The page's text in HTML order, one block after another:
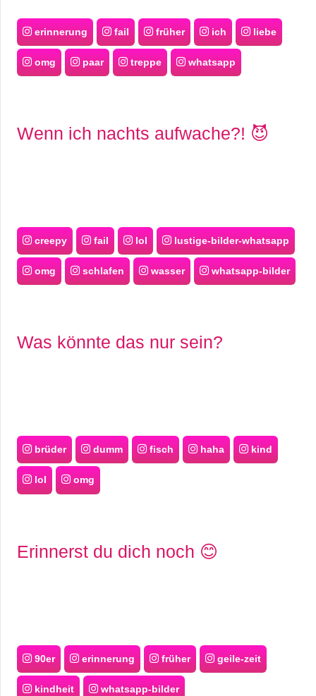
erinnerung fail früher ich liebe
omg paar treppe whatsapp
Wenn ich nachts aufwache?! 😈
creepy fail lol lustige-bilder-whatsapp
omg schlafen wasser whatsapp-bilder
Was könnte das nur sein?
brüder dumm fisch haha kind
lol omg
Erinnerst du dich noch 😊
90er erinnerung früher geile-zeit
kindheit whatsapp-bilder